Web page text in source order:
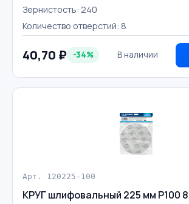
Зернистость: 240
Количество отверстий: 8
40,70 ₽ -34% В наличии
Арт. 120225-100
КРУГ шлифовальный 225 мм Р100